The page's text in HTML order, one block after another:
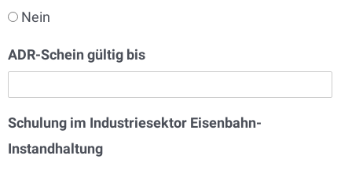
Nein
ADR-Schein gültig bis
Schulung im Industriesektor Eisenbahn-
Instandhaltung